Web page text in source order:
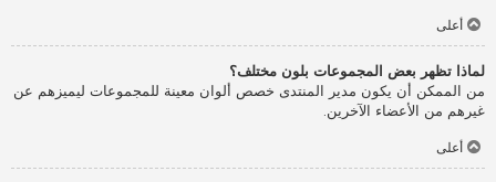
أعلى
لماذا تظهر بعض المجموعات بلون مختلف؟
من الممكن أن يكون مدير المنتدى خصص ألوان معينة للمجموعات ليميزهم عن
غيرهم من الأعضاء الآخرين.
أعلى